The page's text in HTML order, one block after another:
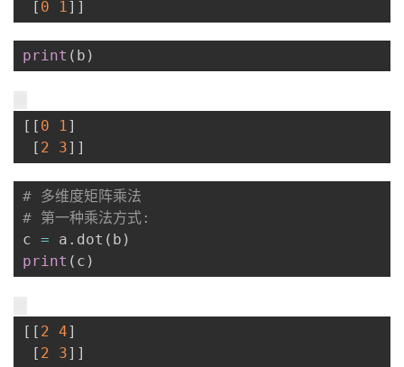
[ 0 1] ]
print ( b )
[ [ 0 1]
[ 2 3] ]
# 多维度矩阵乘法
# 第一种乘法方式:
c = a . dot ( b )
print ( c )
[ [ 2 4]
[ 2 3] ]